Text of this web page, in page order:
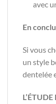
avec
En
Si vous
un style
dentelée